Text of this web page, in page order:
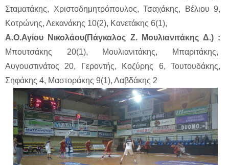
Σταματάκης, Χριστοδημητρόπουλος, Τσαχάκης, Βέλιου 9,
Κοτρώνης, Λεκανάκης 10(2), Κανετάκης 6(1),
Α.Ο.Αγίου Νικολάου(Πάγκαλος Ζ. Μουλιανιτάκης Δ.) :
Μπουτσάκης 20(1), Μουλιανιτάκης, Μπαριτάκης,
Αυγουστινάτος 20, Γεροντής, Κοζύρης 6, Τουτουδάκης,
Σηφάκης 4, Μαστοράκης 9(1), Λαβδάκης 2